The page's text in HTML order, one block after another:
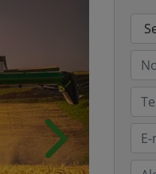
Próximo